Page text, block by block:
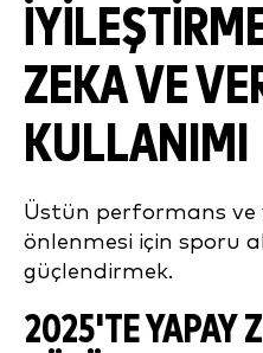
ZEKA VE
KULLANIMI
Üstün performans ve
önlenmesi için sporu
güçlendirmek.
2025'TE YAPAY